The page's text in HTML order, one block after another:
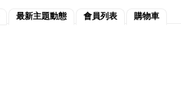
最新主題動態 會員列表 購物車